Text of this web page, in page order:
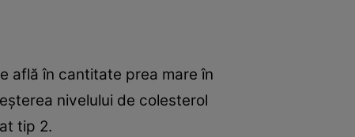
află în cantitate prea mare în
nivelului de colesterol
tip 2.